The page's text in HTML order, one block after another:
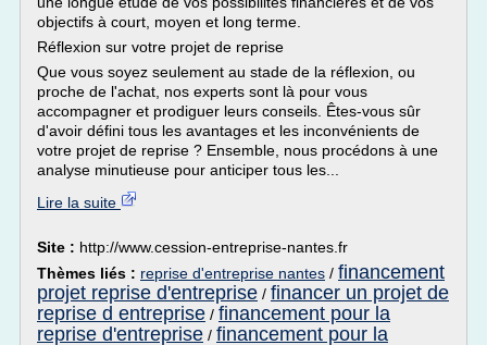
objectifs à court, moyen et long terme.
Réflexion sur votre projet de reprise
Que vous soyez seulement au stade de la réflexion, ou
proche de l'achat, nos experts sont là pour vous
accompagner et prodiguer leurs conseils. Êtes-vous sûr
d'avoir défini tous les avantages et les inconvénients de
votre projet de reprise ? Ensemble, nous procédons à une
analyse minutieuse pour anticiper tous les...
Lire la suite
Site : http://www.cession-entreprise-nantes.fr
Thèmes liés : reprise d'entreprise nantes / financement
projet reprise d'entreprise / financer un projet de
reprise d entreprise / financement pour la
reprise d'entreprise / financement pour la